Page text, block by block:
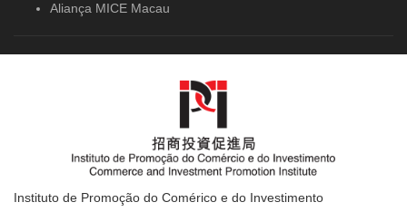
Aliança MICE Macau
Instituto de Promoção do Comérico e do Investimento